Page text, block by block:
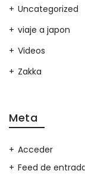
Uncategorized
viaje a japon
Videos
Zakka
Meta
Acceder
Feed de